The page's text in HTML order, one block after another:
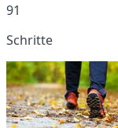
91
Schritte